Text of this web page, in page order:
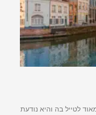
לטייל בה והיא נודעת